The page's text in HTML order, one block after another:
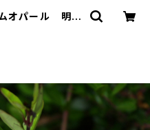
ムオパール 明確